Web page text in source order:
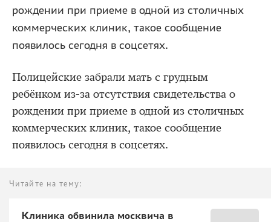
рождении при приеме в одной из столичных
коммерческих клиник, такое сообщение
появилось сегодня в соцсетях.
Полицейские забрали мать с грудным
ребёнком из-за отсутствия свидетельства о
рождении при приеме в одной из столичных
коммерческих клиник, такое сообщение
появилось сегодня в соцсетях.
Читайте на тему:
Клиника обвинила москвича в